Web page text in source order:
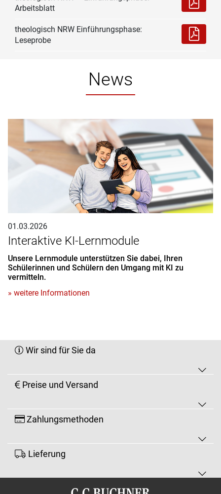
Arbeitsblatt
theologisch NRW Einführungsphase:
Leseprobe
News
01.03.2026
Interaktive KI-Lernmodule
Unsere Lernmodule unterstützen Sie dabei, Ihren
Schülerinnen und Schülern den Umgang mit KI zu
vermitteln.
» weitere Informationen
Wir sind für Sie da
Preise und Versand
Zahlungsmethoden
Lieferung